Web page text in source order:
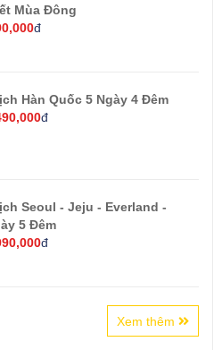
Mùa Đông
đ
Hàn Quốc 5 Ngày 4 Đêm
đ
Seoul - Jeju - Everland -
5 Đêm
đ
Xem thêm